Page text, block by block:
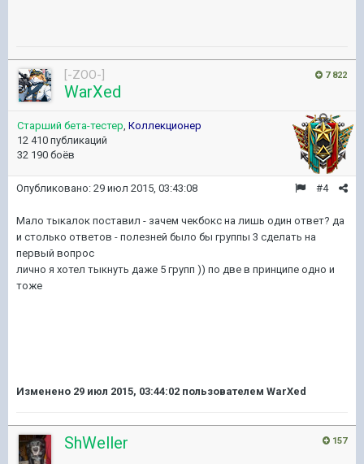
7 822
[-ZOO-]
WarXed
Старший бета-тестер Коллекционер
12 410 публикаций
32 190 боёв
#4
Опубликовано: 29 июл 2015, 03:43:08
Мало тыкалок поставил - зачем чекбокс на лишь один ответ? да
и столько ответов - полезней было бы группы 3 сделать на
первый вопрос
лично я хотел тыкнуть даже 5 групп )) по две в принципе одно и
тоже
Изменено 29 июл 2015, 03:44:02 пользователем WarXed
157
ShWeller